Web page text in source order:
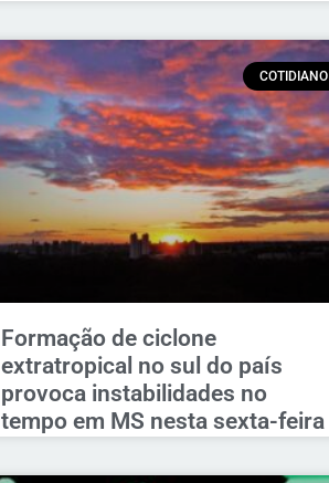
COTIDIANO
Formação de ciclone
extratropical no sul do país
provoca instabilidades no
tempo em MS nesta sexta-feira